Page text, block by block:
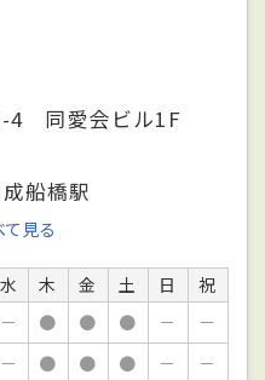
4 同愛会ビル1F
船橋駅
て見る
水 木 金 土 日
祝
－ ● ● ● －
－
－ ● ● ● －
－